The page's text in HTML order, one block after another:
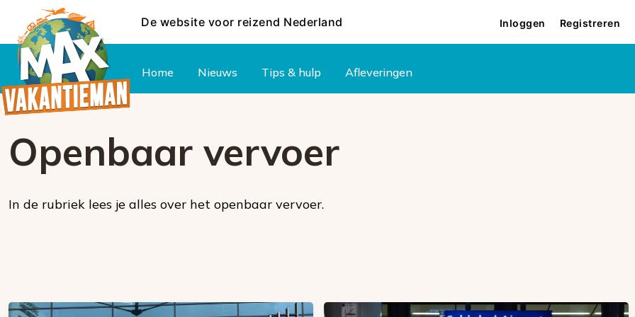
De website voor reizend Nederland Inloggen Registreren
Home Nieuws Tips & hulp Afleveringen
Openbaar vervoer
In de rubriek lees je alles over het openbaar vervoer.